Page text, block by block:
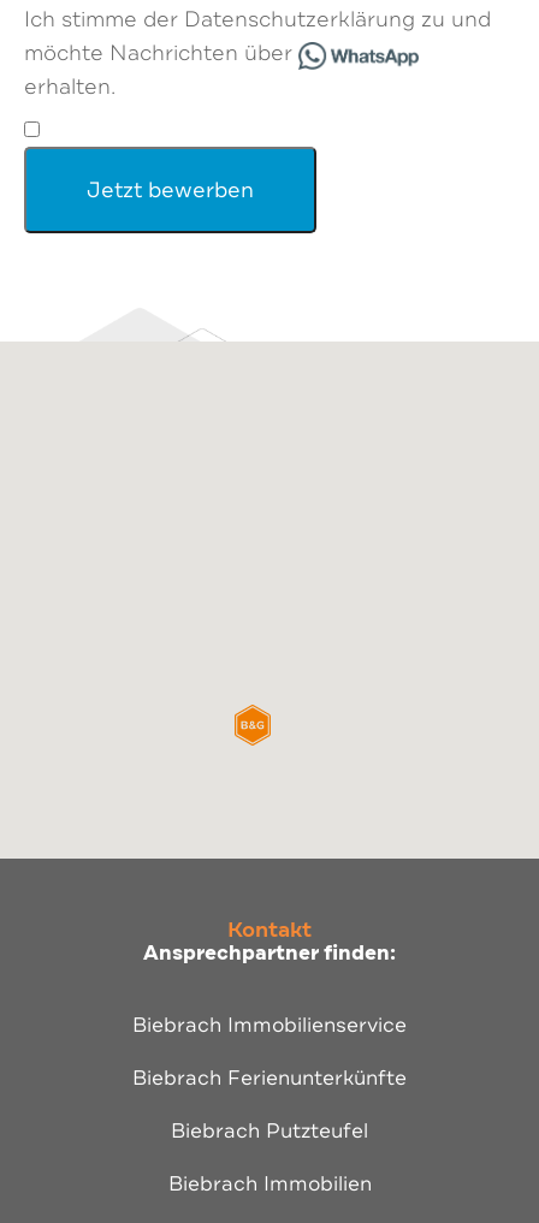
Ich stimme der Datenschutzerklärung zu und
möchte Nachrichten über
erhalten.
Jetzt bewerben
Kontakt
Ansprechpartner finden:
Biebrach Immobilienservice
Biebrach Ferienunterkünfte
Biebrach Putzteufel
Biebrach Immobilien